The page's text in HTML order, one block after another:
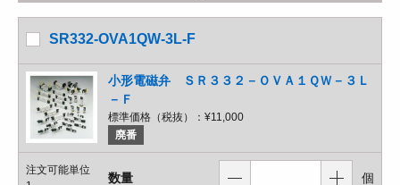
SR332-OVA1QW-3L-F
小形電磁弁 ＳＲ３３２－ＯＶＡ１ＱＷ－３Ｌ
－Ｆ
標準価格（税抜）： ¥11,000
廃番
注文可能単位
数量 個